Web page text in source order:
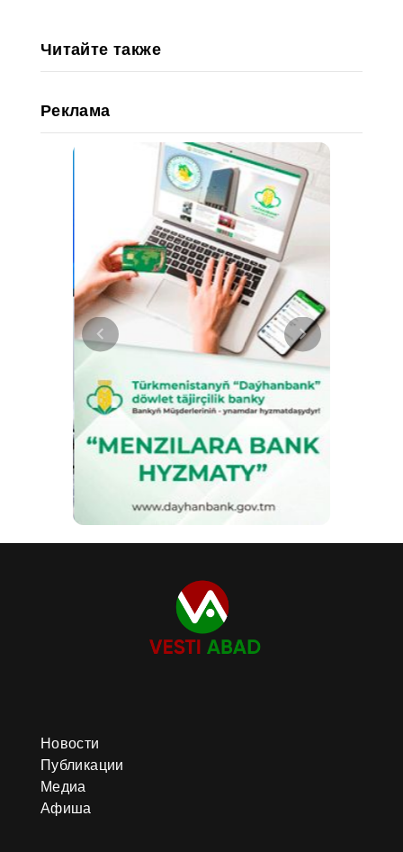
Читайте также
Реклама
Новости
Публикации
Медиа
Афиша